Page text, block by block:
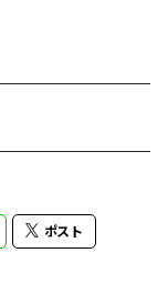
ポスト